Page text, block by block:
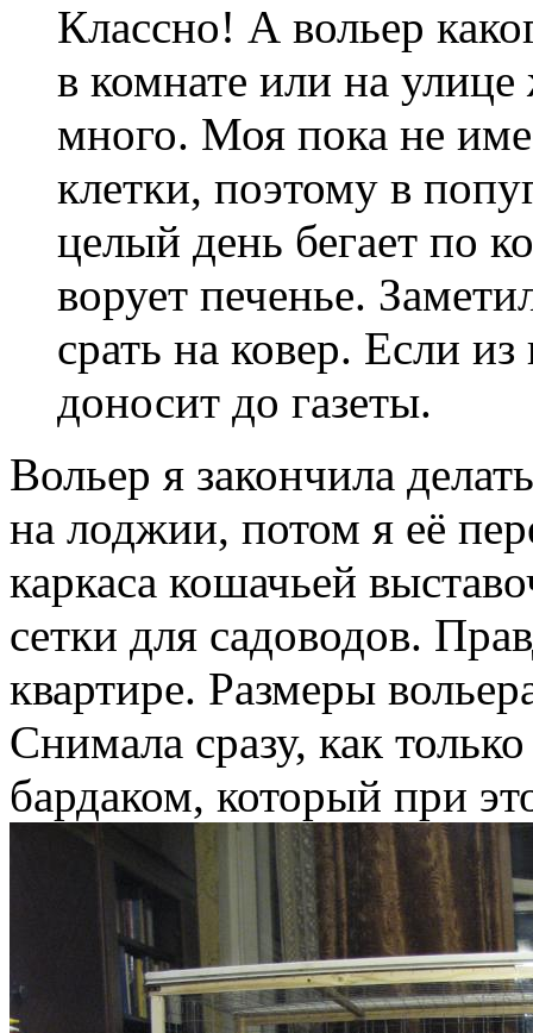
Классно! А вольер
в комнате или на
много. Моя пока не
клетки, поэтому в
целый день бегает по
ворует печенье.
срать на ковер. Если
доносит до газеты.
Вольер я закончила
на лоджии, потом я её
каркаса кошачьей
сетки для садоводов.
квартире. Размеры
Снимала сразу, как
бардаком, который при